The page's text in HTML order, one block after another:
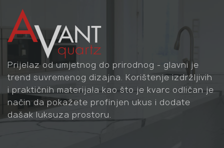
Prijelaz od umjetnog do prirodnog - glavni je
trend suvremenog dizajna. Korištenje izdržljivih
i praktičnih materijala kao što je kvarc odličan je
način da pokažete profinjen ukus i dodate
dašak luksuza prostoru.